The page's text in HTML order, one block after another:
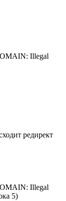
Illegal
редирект
Illegal
5)